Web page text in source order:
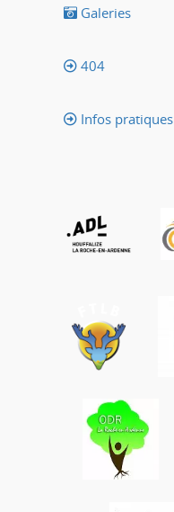
Galeries
404
Infos pratiques